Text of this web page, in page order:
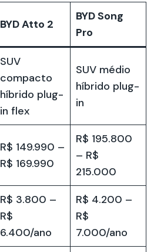
BYD Atto 2
BYD Song
Pro
SUV
compacto
híbrido plug-
in flex
SUV médio
híbrido plug-
in
R$ 149.990 –
R$ 169.990
R$ 195.800
– R$
215.000
R$ 3.800 –
R$
6.400/ano
R$ 4.200 –
R$
7.000/ano